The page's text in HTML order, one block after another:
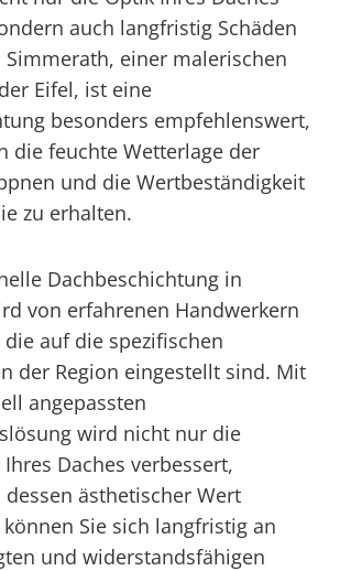
auch langfristig Schäden
Simmerath, einer malerischen
Eifel, ist eine
besonders empfehlenswert,
die feuchte Wetterlage der
und die Wertbeständigkeit
zu erhalten.
Dachbeschichtung in
von erfahrenen Handwerkern
auf die spezifischen
der Region eingestellt sind. Mit
angepassten
wird nicht nur die
Daches verbessert,
ästhetischer Wert
Sie sich langfristig an
und widerstandsfähigen